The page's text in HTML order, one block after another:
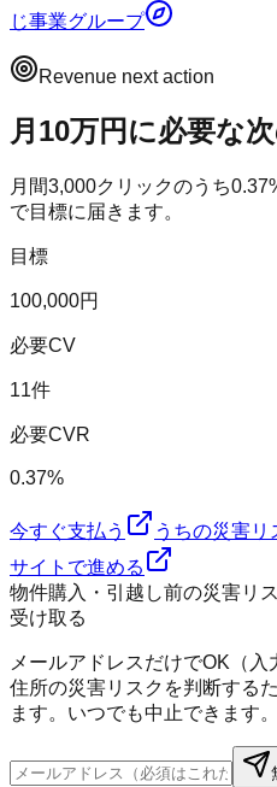
じ事業グループ
Revenue next action
月10万円に必要な
月間3,000クリックのうち0.37
で目標に届きます。
目標
100,000円
必要CV
11件
必要CVR
0.37%
今すぐ支払う うちの災害リ
サイトで進める
物件購入・引越し前の災害リ
受け取る
メールアドレスだけでOK（入
住所の災害リスクを判断する
ます。いつでも中止できます。